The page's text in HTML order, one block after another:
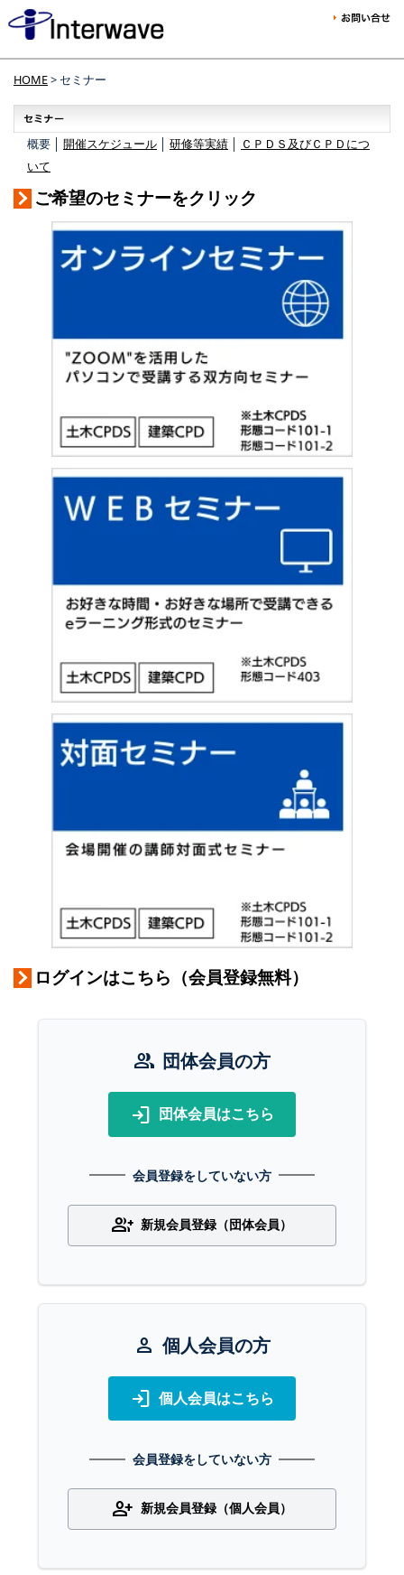
HOME> セミナー
概要 │ 開催スケジュール 研修等実績
ＣＰＤＳ及びＣＰＤにつ
いて
ご希望のセミナーをクリック
ログインはこちら（会員登録無料）
group 団体会員の方
login 団体会員はこちら
会員登録をしていない方
group_add 新規会員登録（団体会員）
person 個人会員の方
login 個人会員はこちら
会員登録をしていない方
person_add 新規会員登録（個人会員）